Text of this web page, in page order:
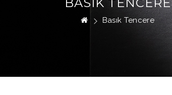
Basık Tencere